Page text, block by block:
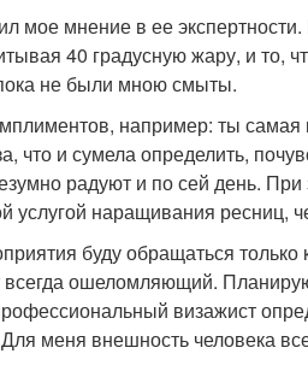
мое мнение в ее
40 градусную жару, и то,
не были мною смыты.
например: ты
что и сумела определить,
радуют и по сей день. При
услугой наращивания ресниц,
буду обращаться только
всегда ошеломляющий.
визажист
меня внешность человека